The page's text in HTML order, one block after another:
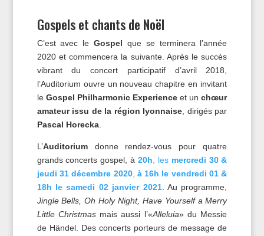
Gospels et chants de Noël
C’est avec leGospel que se terminera l’année
2020 et commencera la suivante. Après le succès
vibrant du concert participatif d’avril 2018,
l’Auditorium ouvre un nouveau chapitre en invitant
le Gospel Philharmonic Experience et unchœur
amateur issu de la région lyonnaise , dirigés par
Pascal Horecka.
L’Auditoriumdonne rendez-vous pour quatre
grands concerts gospel, à 20h , les mercredi 30 &
jeudi 31 décembre 2020, à 16h le vendredi 01 &
18h le samedi 02 janvier 2021. Au programme,
Jingle Bells, Oh Holy Night, Have Yourself a Merry
Little Christmasmais aussi l’«Alleluia» du Messie
de Händel. Des concerts porteurs de message de